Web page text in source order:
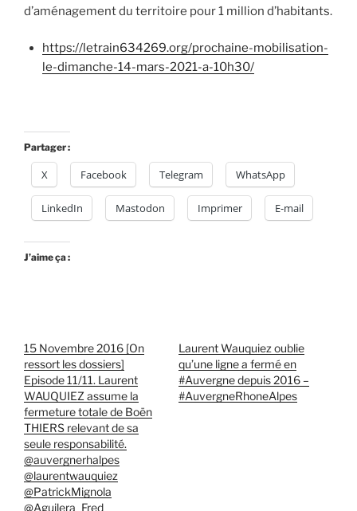
d’aménagement du territoire pour 1 million d’habitants.
https://letrain634269.org/prochaine-mobilisation-
le-dimanche-14-mars-2021-a-10h30/
Partager :
X Facebook Telegram WhatsApp
LinkedIn Mastodon Imprimer E-mail
J’aime ça :
15 Novembre 2016 [On
ressort les dossiers]
Episode 11/11. Laurent
WAUQUIEZ assume la
fermeture totale de Boën
THIERS relevant de sa
seule responsabilité.
@auvergnerhalpes
@laurentwauquiez
@PatrickMignola
@Aguilera_Fred
Laurent Wauquiez oublie
qu’une ligne a fermé en
#Auvergne depuis 2016 –
#AuvergneRhoneAlpes